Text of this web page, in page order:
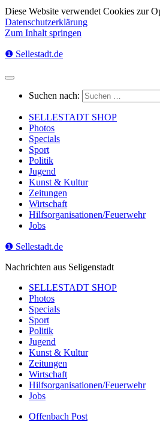
Diese Website verwendet Cookies zur
Datenschutzerklärung
Zum Inhalt springen
❶ Sellestadt.de
Suchen nach:
SELLESTADT SHOP
Photos
Specials
Sport
Politik
Jugend
Kunst & Kultur
Zeitungen
Wirtschaft
Hilfsorganisationen/Feuerwehr
Jobs
❶ Sellestadt.de
Nachrichten aus Seligenstadt
SELLESTADT SHOP
Photos
Specials
Sport
Politik
Jugend
Kunst & Kultur
Zeitungen
Wirtschaft
Hilfsorganisationen/Feuerwehr
Jobs
Offenbach Post